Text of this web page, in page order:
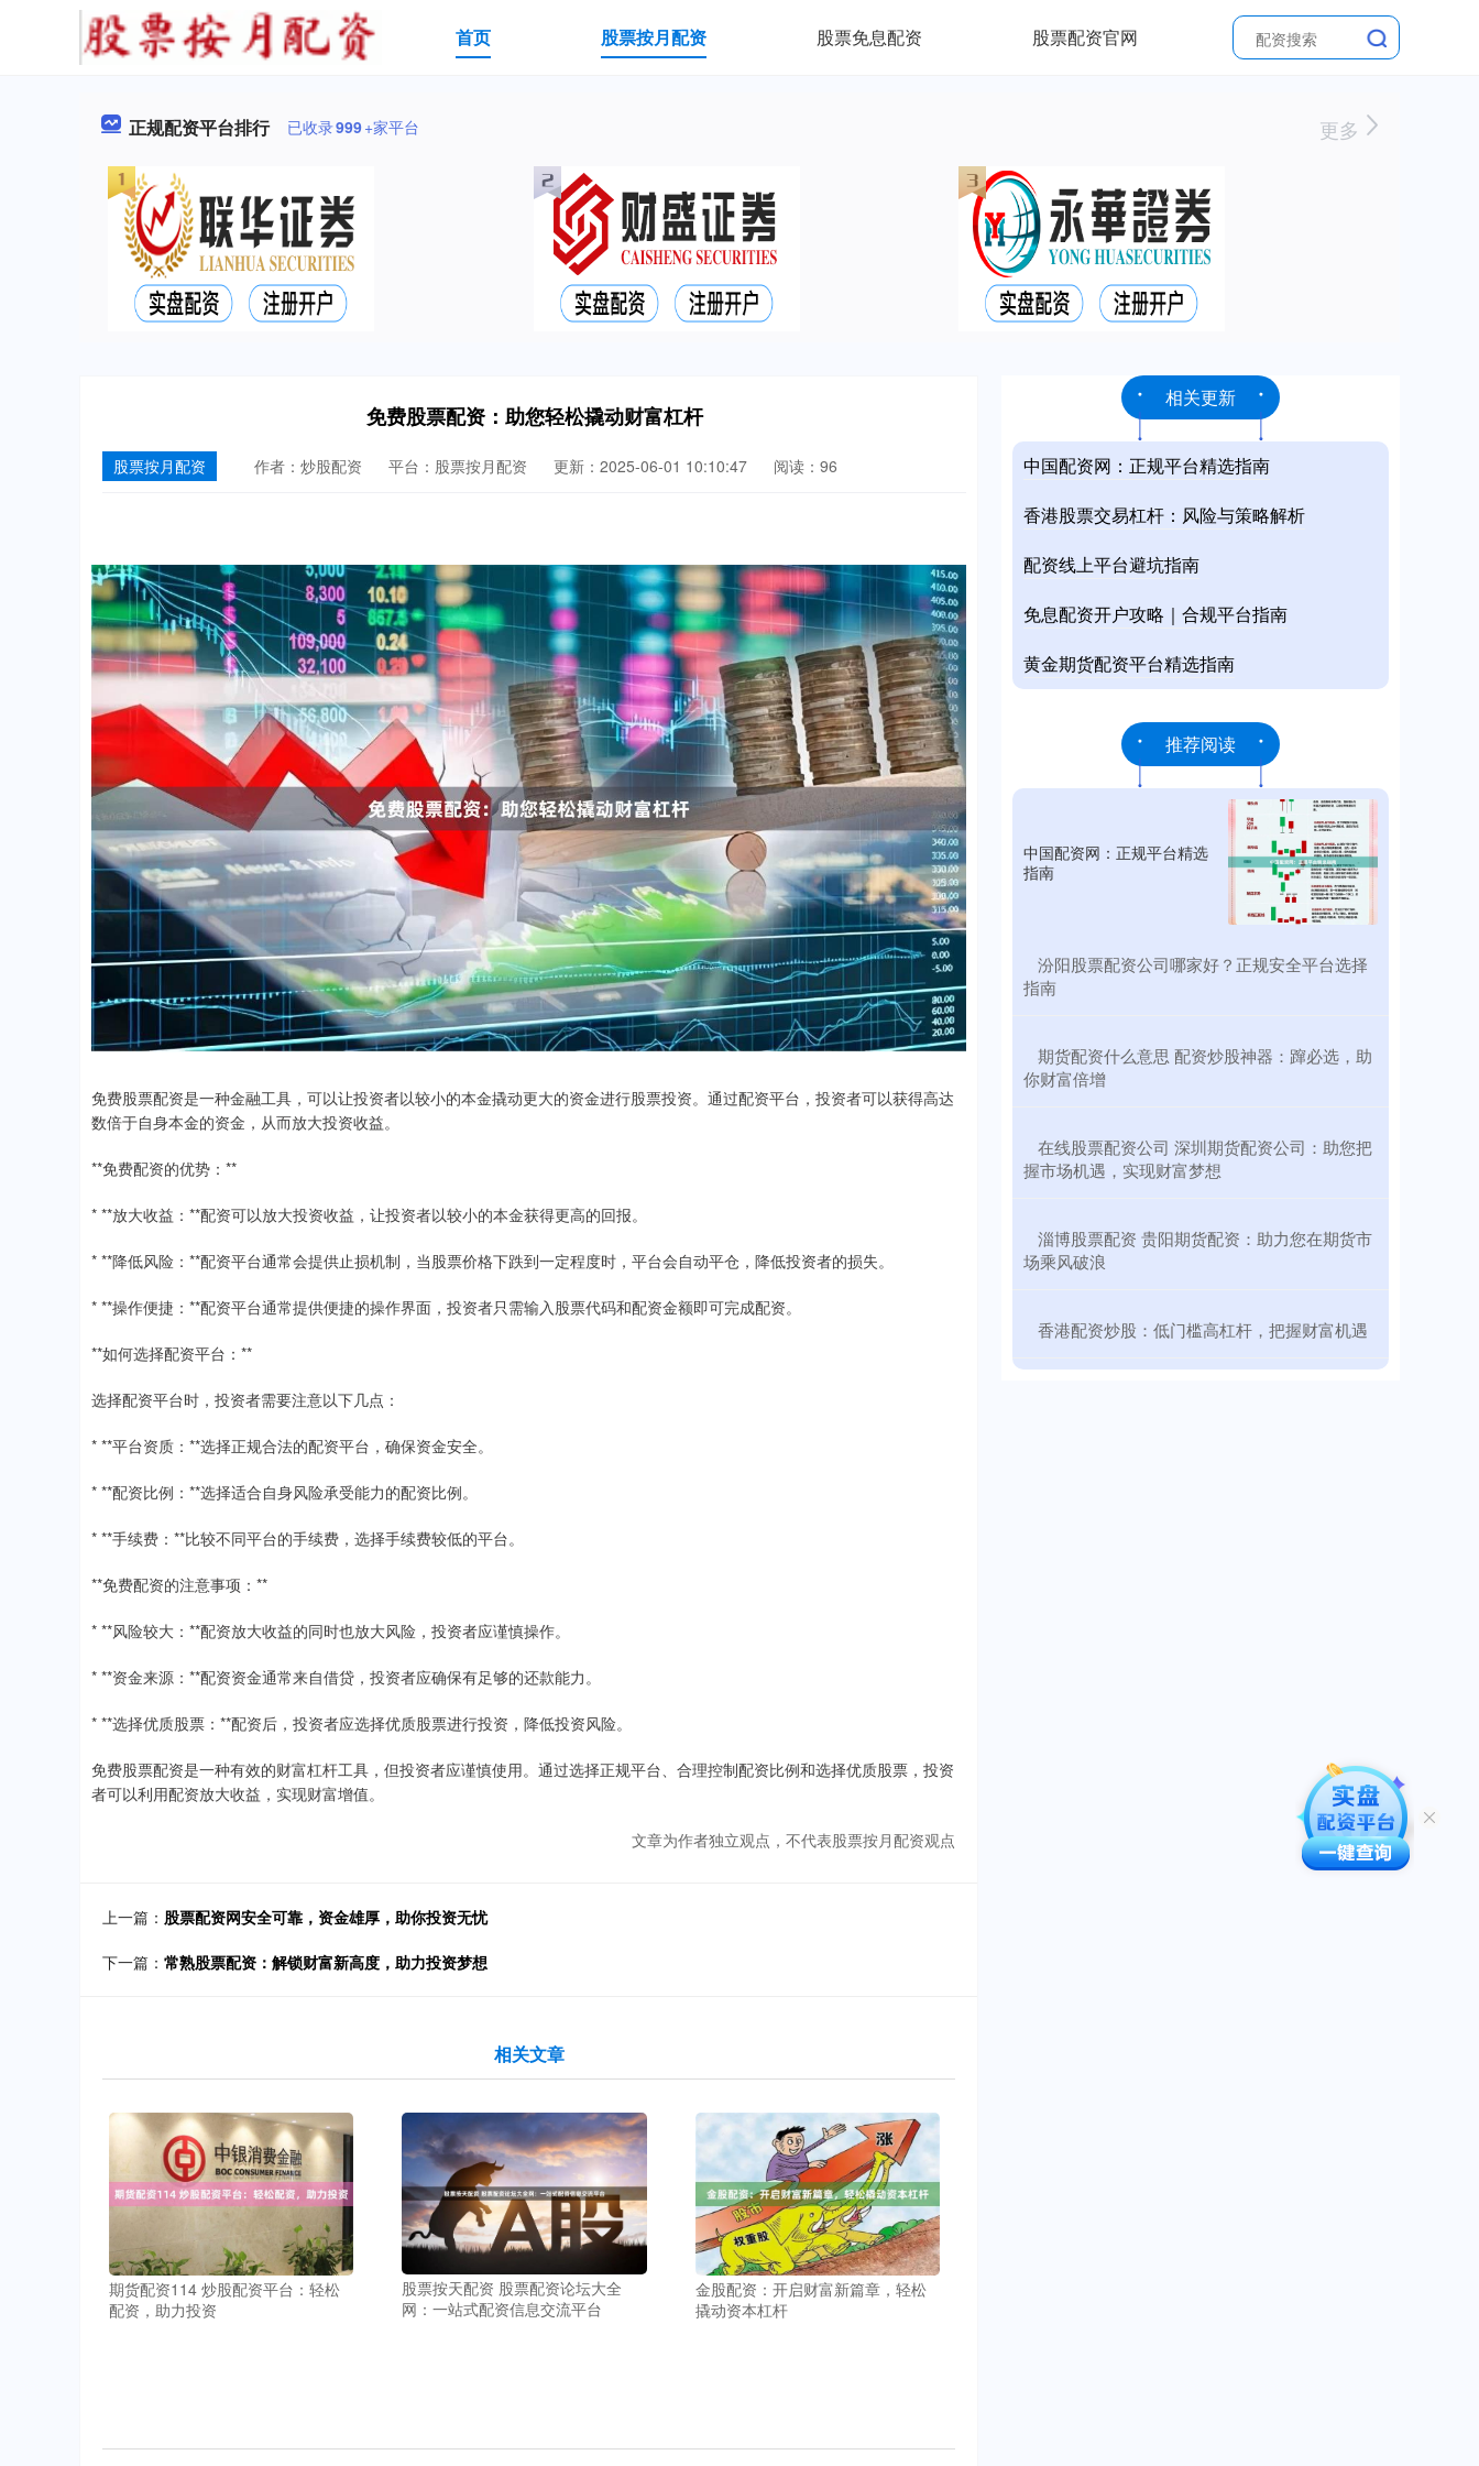
首页 股票按月配资 股票免息配资 股票配资官网
正规配资平台排行 已收录999+家平台 更多
免费股票配资：助您轻松撬动财富杠杆
股票按月配资 作者：炒股配资 平台：股票按月配资 更新：2025-06-01 10:10:47 阅读：96
免费股票配资是一种金融工具，可以让投资者以较小的本金撬动更大的资金进行股票投资。通过配资平台，投资者可以获得高达
数倍于自身本金的资金，从而放大投资收益。
**免费配资的优势：**
* **放大收益：**配资可以放大投资收益，让投资者以较小的本金获得更高的回报。
* **降低风险：**配资平台通常会提供止损机制，当股票价格下跌到一定程度时，平台会自动平仓，降低投资者的损失。
* **操作便捷：**配资平台通常提供便捷的操作界面，投资者只需输入股票代码和配资金额即可完成配资。
**如何选择配资平台：**
选择配资平台时，投资者需要注意以下几点：
* **平台资质：**选择正规合法的配资平台，确保资金安全。
* **配资比例：**选择适合自身风险承受能力的配资比例。
* **手续费：**比较不同平台的手续费，选择手续费较低的平台。
**免费配资的注意事项：**
* **风险较大：**配资放大收益的同时也放大风险，投资者应谨慎操作。
* **资金来源：**配资资金通常来自借贷，投资者应确保有足够的还款能力。
* **选择优质股票：**配资后，投资者应选择优质股票进行投资，降低投资风险。
免费股票配资是一种有效的财富杠杆工具，但投资者应谨慎使用。通过选择正规平台、合理控制配资比例和选择优质股票，投资
者可以利用配资放大收益，实现财富增值。
文章为作者独立观点，不代表股票按月配资观点
上一篇： 股票配资网安全可靠，资金雄厚，助你投资无忧
下一篇： 常熟股票配资：解锁财富新高度，助力投资梦想
相关文章
期货配资114 炒股配资平台：轻松
配资，助力投资
股票按天配资 股票配资论坛大全
网：一站式配资信息交流平台
金股配资：开启财富新篇章，轻松
撬动资本杠杆
相关更新
中国配资网：正规平台精选指南
香港股票交易杠杆：风险与策略解析
配资线上平台避坑指南
免息配资开户攻略｜合规平台指南
黄金期货配资平台精选指南
推荐阅读
中国配资网：正规平台精选
指南
​汾阳股票配资公司哪家好？正规安全平台选择
指南
​期货配资什么意思 配资炒股神器：蹿必选，助
你财富倍增
​在线股票配资公司 深圳期货配资公司：助您把
握市场机遇，实现财富梦想
​淄博股票配资 贵阳期货配资：助力您在期货市
场乘风破浪
​香港配资炒股：低门槛高杠杆，把握财富机遇